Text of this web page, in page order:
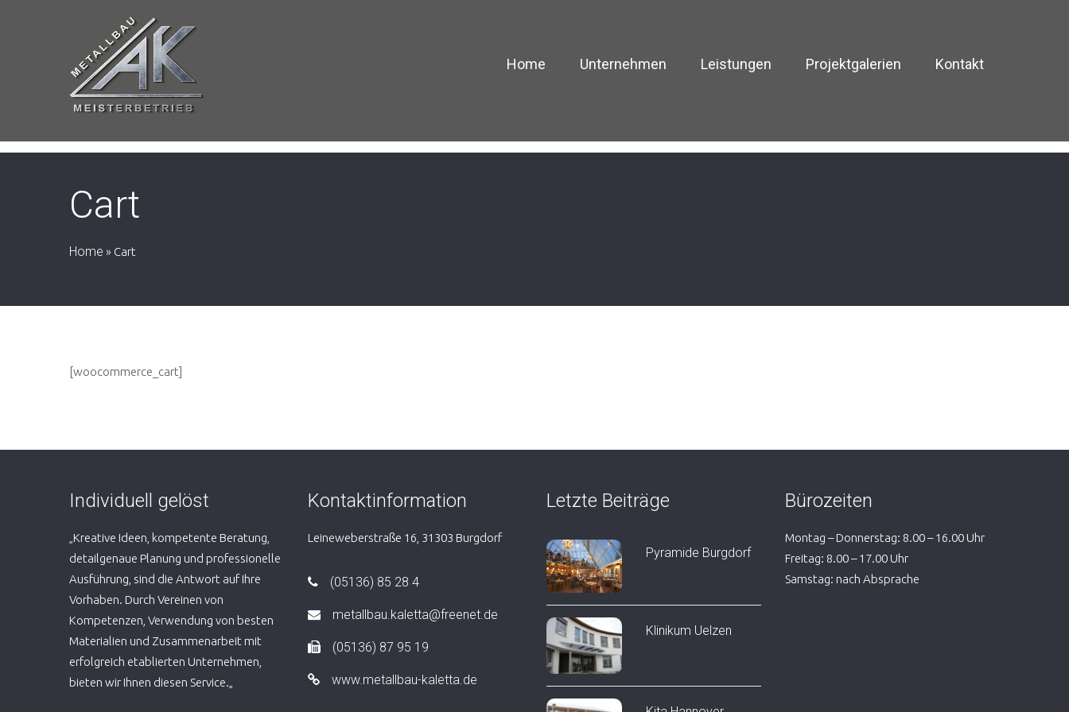
Home Unternehmen Leistungen Projektgalerien Kontakt
Cart
Home » Cart
[woocommerce_cart]
Individuell gelöst
„Kreative Ideen, kompetente Beratung,
detailgenaue Planung und professionelle
Ausführung, sind die Antwort auf Ihre
Vorhaben. Durch Vereinen von
Kompetenzen, Verwendung von besten
Materialien und Zusammenarbeit mit
erfolgreich etablierten Unternehmen,
bieten wir Ihnen diesen Service.„
Kontaktinformation
Leineweberstraße 16, 31303 Burgdorf
(05136) 85 28 4
metallbau.kaletta@freenet.de
(05136) 87 95 19
www.metallbau-kaletta.de
Letzte Beiträge
Pyramide Burgdorf
Klinikum Uelzen
Bürozeiten
Montag – Donnerstag: 8.00 – 16.00 Uhr
Freitag: 8.00 – 17.00 Uhr
Samstag: nach Absprache